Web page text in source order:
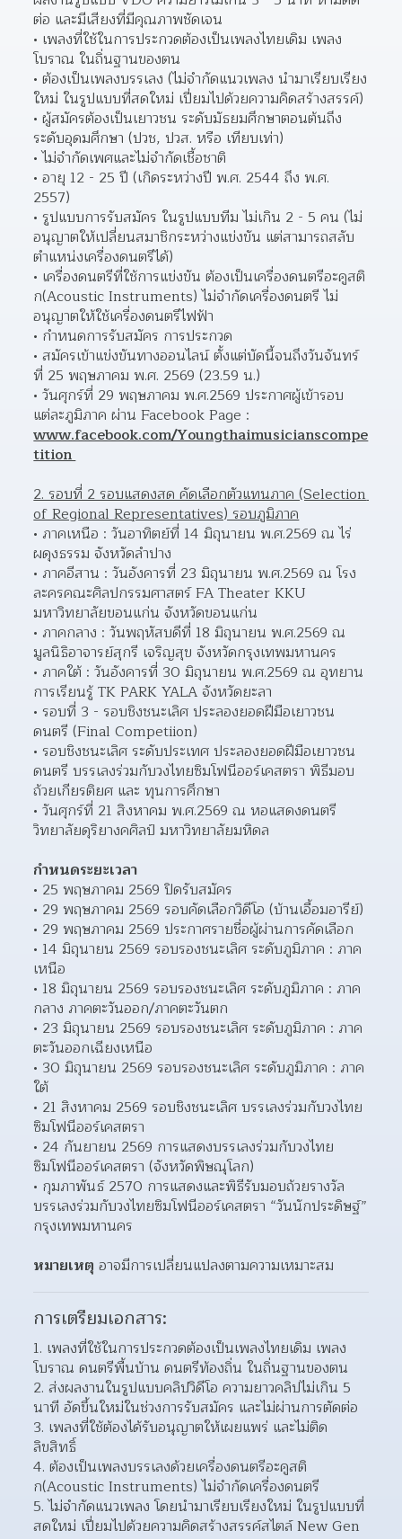
ต่อ และมีเสียงที่มีคุณภาพชัดเจน
เพลงที่ใช้ในการประกวดต้องเป็นเพลงไทยเดิม เพลง
โบราณ ในถิ่นฐานของตน
ต้องเป็นเพลงบรรเลง (ไม่จำกัดแนวเพลง นำมาเรียบเรียง
ใหม่ ในรูปแบบที่สดใหม่ เปี่ยมไปด้วยความคิดสร้างสรรค์)
ผู้สมัครต้องเป็นเยาวชน ระดับมัธยมศึกษาตอนต้นถึง
ระดับอุดมศึกษา (ปวช, ปวส. หรือ เทียบเท่า)
ไม่จำกัดเพศและไม่จำกัดเชื้อชาติ
อายุ 12 - 25 ปี (เกิดระหว่างปี พ.ศ. 2544 ถึง พ.ศ.
2557)
รูปแบบการรับสมัคร ในรูปแบบทีม ไม่เกิน 2 - 5 คน (ไม่
อนุญาตให้เปลี่ยนสมาชิกระหว่างแข่งขัน แต่สามารถสลับ
ตำแหน่งเครื่องดนตรีได้)
เครื่องดนตรีที่ใช้การแข่งขัน ต้องเป็นเครื่องดนตรีอะคูสติ
ก(Acoustic Instruments) ไม่จำกัดเครื่องดนตรี ไม่
อนุญาตให้ใช้เครื่องดนตรีไฟฟ้า
กำหนดการรับสมัคร การประกวด
สมัครเข้าแข่งขันทางออนไลน์ ตั้งแต่บัดนี้จนถึงวันจันทร์
ที่ 25 พฤษภาคม พ.ศ. 2569 (23.59 น.)
วันศุกร์ที่ 29 พฤษภาคม พ.ศ.2569 ประกาศผู้เข้ารอบ
www.facebook.com/Youngthaimusicianscompe
tition
2. รอบที่ 2 รอบแสดงสด คัดเลือกตัวแทนภาค (Selection
of Regional Representatives) รอบภูมิภาค
ภาคเหนือ : วันอาทิตย์ที่ 14 มิถุนายน พ.ศ.2569 ณ ไร่
ผดุงธรรม จังหวัดลำปาง
ภาคอีสาน : วันอังคารที่ 23 มิถุนายน พ.ศ.2569 ณ โรง
ละครคณะศิลปกรรมศาสตร์ FA Theater KKU
มหาวิทยาลัยขอนแก่น จังหวัดขอนแก่น
ภาคกลาง : วันพฤหัสบดีที่ 18 มิถุนายน พ.ศ.2569 ณ
มูลนิธิอาจารย์สุกรี เจริญสุข จังหวัดกรุงเทพมหานคร
ภาคใต้ : วันอังคารที่ 30 มิถุนายน พ.ศ.2569 ณ อุทยาน
การเรียนรู้ TK PARK YALA จังหวัดยะลา
รอบที่ 3 - รอบชิงชนะเลิศ ประลองยอดฝีมือเยาวชน
ดนตรี (Final Competiion)
รอบชิงชนะเลิศ ระดับประเทศ ประลองยอดฝีมือเยาวชน
ดนตรี บรรเลงร่วมกับวงไทยซิมโฟนีออร์เคสตรา พิธีมอบ
ถ้วยเกียรติยศ และ ทุนการศึกษา
วันศุกร์ที่ 21 สิงหาคม พ.ศ.2569 ณ หอแสดงดนตรี
วิทยาลัยดุริยางคศิลป์ มหาวิทยาลัยมหิดล
กำหนดระยะเวลา
25 พฤษภาคม 2569 ปิดรับสมัคร
29 พฤษภาคม 2569 รอบคัดเลือกวิดีโอ (บ้านเอื้อมอารีย์)
29 พฤษภาคม 2569 ประกาศรายชื่อผู้ผ่านการคัดเลือก
14 มิถุนายน 2569 รอบรองชนะเลิศ ระดับภูมิภาค : ภาค
เหนือ
18 มิถุนายน 2569 รอบรองชนะเลิศ ระดับภูมิภาค : ภาค
กลาง ภาคตะวันออก/ภาคตะวันตก
23 มิถุนายน 2569 รอบรองชนะเลิศ ระดับภูมิภาค : ภาค
ตะวันออกเฉียงเหนือ
30 มิถุนายน 2569 รอบรองชนะเลิศ ระดับภูมิภาค : ภาค
ใต้
21 สิงหาคม 2569 รอบชิงชนะเลิศ บรรเลงร่วมกับวงไทย
ซิมโฟนีออร์เคสตรา
24 กันยายน 2569 การแสดงบรรเลงร่วมกับวงไทย
ซิมโฟนีออร์เคสตรา (จังหวัดพิษณุโลก)
กุมภาพันธ์ 2570 การแสดงและพิธีรับมอบถ้วยรางวัล
บรรเลงร่วมกับวงไทยซิมโฟนีออร์เคสตรา “วันนักประดิษฐ์”
กรุงเทพมหานคร
หมายเหตุ อาจมีการเปลี่ยนแปลงตามความเหมาะสม
การเตรียมเอกสาร:
เพลงที่ใช้ในการประกวดต้องเป็นเพลงไทยเดิม เพลง
โบราณ ดนตรีพื้นบ้าน ดนตรีท้องถิ่น ในถิ่นฐานของตน
ส่งผลงานในรูปแบบคลิปวิดีโอ ความยาวคลิปไม่เกิน 5
นาที อัดขึ้นใหม่ในช่วงการรับสมัคร และไม่ผ่านการตัดต่อ
เพลงที่ใช้ต้องได้รับอนุญาตให้เผยแพร่ และไม่ติด
ลิขสิทธิ์
ต้องเป็นเพลงบรรเลงด้วยเครื่องดนตรีอะคูสติ
ก(Acoustic Instruments) ไม่จำกัดเครื่องดนตรี
ไม่จำกัดแนวเพลง โดยนำมาเรียบเรียงใหม่ ในรูปแบบที่
สดใหม่ เปี่ยมไปด้วยความคิดสร้างสรรค์สไตล์ New Gen